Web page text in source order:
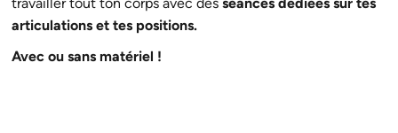
articulations et tes positions.
Avec ou sans matériel !